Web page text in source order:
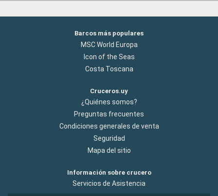
Barcos más populares
MSC World Europa
Icon of the Seas
Costa Toscana
Cruceros.uy
¿Quiénes somos?
Preguntas frecuentes
Condiciones generales de venta
Seguridad
Mapa del sitio
Información sobre crucero
Servicios de Asistencia